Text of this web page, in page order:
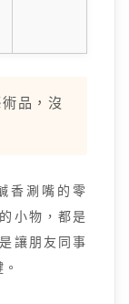
品，沒
香涮嘴的零
小物，都是
讓朋友同事